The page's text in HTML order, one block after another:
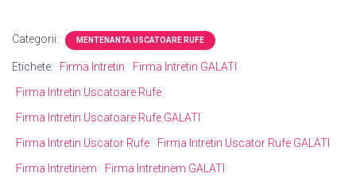
Categorii: MENTENANTA USCATOARE RUFE
Etichete: Firma Intretin
Firma Intretin GALATI
Firma Intretin Uscatoare Rufe
Firma Intretin Uscatoare Rufe GALATI
Firma Intretin Uscator Rufe
Firma Intretin Uscator Rufe GALATI
Firma Intretinem
Firma Intretinem GALATI